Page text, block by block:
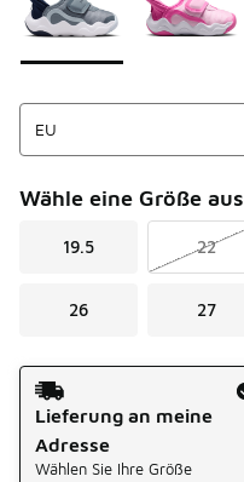
Wähle eine Größe aus
19.5 22
26 27
Versandart
Lieferung an meine
Adresse
Wählen Sie Ihre Größe